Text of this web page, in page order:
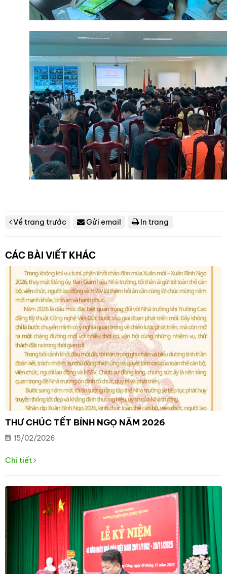
Về trang trước Gửi email In trang
CÁC BÀI VIẾT KHÁC
THƯ CHÚC TẾT BÍNH NGỌ NĂM 2026
15/02/2026
Chi tiết